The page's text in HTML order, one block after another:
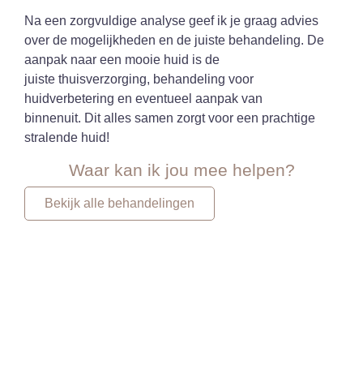
Na een zorgvuldige analyse geef ik je graag advies
over de mogelijkheden en de juiste behandeling. De
aanpak naar een mooie huid is de
juiste thuisverzorging, behandeling voor
huidverbetering en eventueel aanpak van
binnenuit. Dit alles samen zorgt voor een prachtige
stralende huid!
Waar kan ik jou mee helpen?
Bekijk alle behandelingen